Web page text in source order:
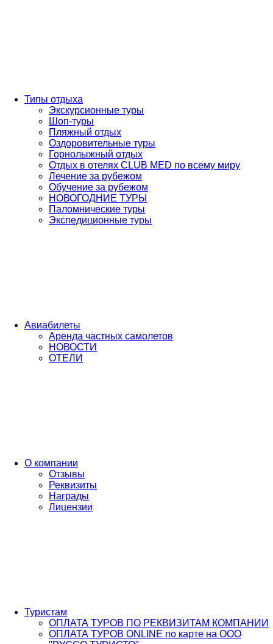
Типы отдыха
Экскурсионные туры
Шоп-туры
Пляжный отдых
Оздоровительные туры
Горнолыжный отдых
Отдых в отелях CLUB MED по всему миру
Лечение за рубежом
Обучение за рубежом
НОВОГОДНИЕ ТУРЫ
Паломнические туры
Экспедиционные туры
Авиабилеты
Аренда частных самолетов
НОВОСТИ
ОТЕЛИ
О компании
Отзывы
Реквизиты
Награды
Лицензии
Туристам
ОПЛАТА ТУРОВ ПО РЕКВИЗИТАМ КОМПАНИИ
ОПЛАТА ТУРОВ ONLINE по карте на ООО